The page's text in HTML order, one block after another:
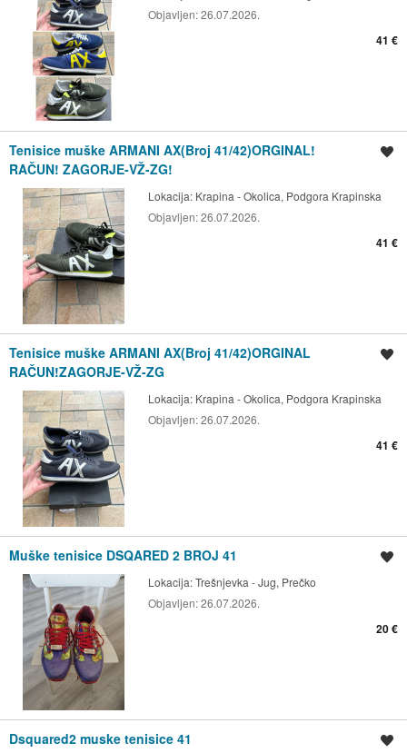
Objavljen:26.07.2026.
41 €
Tenisice muške ARMANI AX(Broj 41/42)ORGINAL!
RAČUN! ZAGORJE-VŽ-ZG!
Lokacija: Krapina - Okolica, Podgora Krapinska
Objavljen:26.07.2026.
41 €
Tenisice muške ARMANI AX(Broj 41/42)ORGINAL
RAČUN!ZAGORJE-VŽ-ZG
Lokacija: Krapina - Okolica, Podgora Krapinska
Objavljen:26.07.2026.
41 €
Muške tenisice DSQARED 2 BROJ 41
Lokacija:Trešnjevka - Jug, Prečko
Objavljen:26.07.2026.
20 €
Dsquared2 muske tenisice 41